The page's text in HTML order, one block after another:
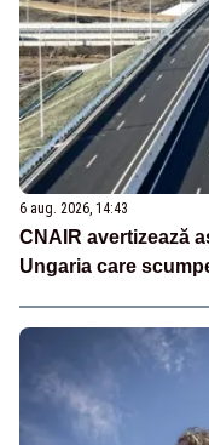
6 aug. 2026, 14:43
CNAIR avertizează
Ungaria care